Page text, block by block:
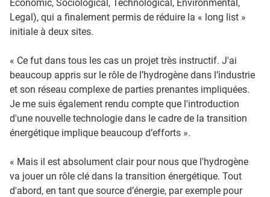
Economic, Sociological, Technological, Environmental,
Legal), qui a finalement permis de réduire la « long list »
initiale à deux sites.
« Ce fut dans tous les cas un projet très instructif. J'ai
beaucoup appris sur le rôle de l’hydrogène dans l’industrie
et son réseau complexe de parties prenantes impliquées.
Je me suis également rendu compte que l'introduction
d'une nouvelle technologie dans le cadre de la transition
énergétique implique beaucoup d’efforts ».
« Mais il est absolument clair pour nous que l'hydrogène
va jouer un rôle clé dans la transition énergétique. Tout
d'abord, en tant que source d’énergie, par exemple pour